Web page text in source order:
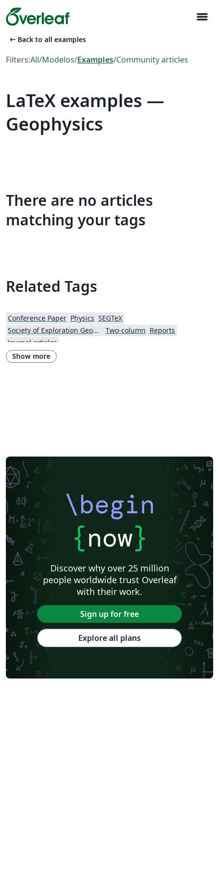
menu
arrow_left_alt Back to all examples
Filters:All/Modelos/Examples/Community articles
LaTeX examples —
Geophysics
There are no articles
matching your tags
Related Tags
Conference Paper Physics SEGTeX
Society of Exploration Geophysicists
Two-column Reports
Journal articles
Show more
\begin
{now}
Discover why over 25 million
people worldwide trust Overleaf
with their work.
Sign up for free
Explore all plans